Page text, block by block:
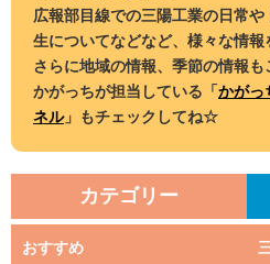
広報部目線での三陽工業の日常
生についてなどなど、様々な情報
さらに地域の情報、季節の情報も
かがっちが担当している「かがっ
ネル」もチェックしてね☆
カテゴリー
おすすめ